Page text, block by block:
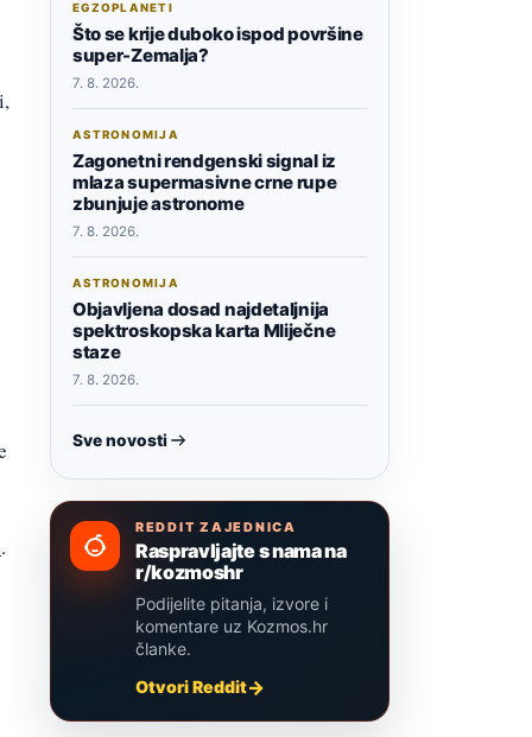
.
EGZOPLANETI
Što se krije duboko ispod površine
super-Zemalja?
7. 8. 2026.
ASTRONOMIJA
Zagonetni rendgenski signal iz
mlaza supermasivne crne rupe
zbunjuje astronome
7. 8. 2026.
ASTRONOMIJA
Objavljena dosad najdetaljnija
spektroskopska karta Mliječne
staze
7. 8. 2026.
Sve novosti
REDDIT ZAJEDNICA
Raspravljajte s nama na
r/kozmoshr
Podijelite pitanja, izvore i
komentare uz Kozmos.hr
članke.
Otvori Reddit